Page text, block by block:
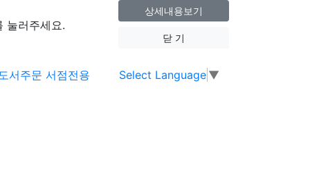
눌러주세요.
상세내용보기
닫 기
Select Language ▼